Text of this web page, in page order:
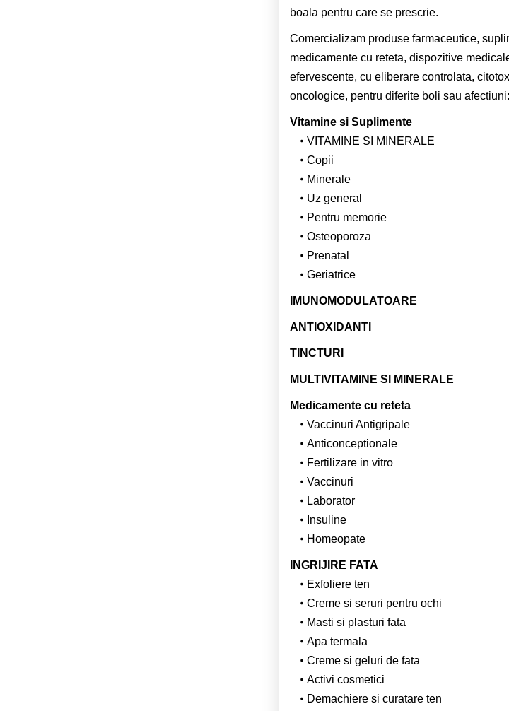
boala pentru care se prescrie.
Comercializam produse farmaceutice,
medicamente cu reteta, dispozitive
efervescente, cu eliberare controlata,
oncologice, pentru diferite boli sau afectiuni:
Vitamine si Suplimente
VITAMINE SI MINERALE
Copii
Minerale
Uz general
Pentru memorie
Osteoporoza
Prenatal
Geriatrice
IMUNOMODULATOARE
ANTIOXIDANTI
TINCTURI
MULTIVITAMINE SI MINERALE
Medicamente cu reteta
Vaccinuri Antigripale
Anticonceptionale
Fertilizare in vitro
Vaccinuri
Laborator
Insuline
Homeopate
INGRIJIRE FATA
Exfoliere ten
Creme si seruri pentru ochi
Masti si plasturi fata
Apa termala
Creme si geluri de fata
Activi cosmetici
Demachiere si curatare ten